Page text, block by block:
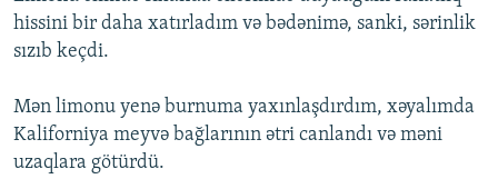
hissini bir daha xatırladım və bədənimə, sanki, sərinlik
sızıb keçdi.
Mən limonu yenə burnuma yaxınlaşdırdım, xəyalımda
Kaliforniya meyvə bağlarının ətri canlandı və məni
uzaqlara götürdü.